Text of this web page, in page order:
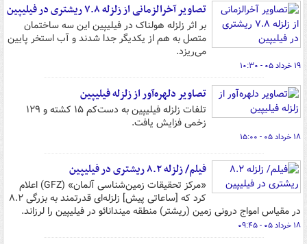
تصاویر آخرالزمانی از زلزله ۷.۸ ریشتری در فیلیپین
بر اثر زلزله هولناک در فیلیپین این سه ساختمان
متصل به هم از یکدیگر جدا شدند و آب استخر پایین
می‌ریزد.
۱۹ خرداد ۰۵ - ۱۰:۳۰
تصاویر دلهره‌آور از زلزله فیلیپین
تلفات زلزله فیلیپین به دست‌کم ۱۵ کشته و ۱۲۹
زخمی فزایش یافت.
۱۸ خرداد ۰۵ - ۱۵:۰۰
فیلم/ زلزله ۸.۲ ریشتری در فیلیپین
«مرکز تحقیقات زمین‌شناسی آلمان» (GFZ) اعلام
کرد که [ساعاتی پیش] زلزله‌ای قدرتمند به بزرگی ۸.۲
در مقیاس امواج درونی زمین (ریشتر) منطقه میندانائو در فیلیپین را لرزاند.
۱۸ خرداد ۰۵ - ۰۹:۴۵